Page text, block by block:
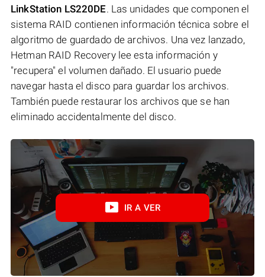
LinkStation LS220DE. Las unidades que componen el
sistema RAID contienen información técnica sobre el
algoritmo de guardado de archivos. Una vez lanzado,
Hetman RAID Recovery lee esta información y
"recupera" el volumen dañado. El usuario puede
navegar hasta el disco para guardar los archivos.
También puede restaurar los archivos que se han
eliminado accidentalmente del disco.
IR A VER